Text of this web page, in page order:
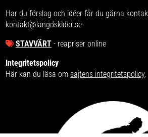
Har du förslag och idéer får du gärna
kontakt@langdskidor.se
STAVVÄRT - reapriser online
Integritetspolicy
Här kan du läsa om sajtens integritetspolicy.